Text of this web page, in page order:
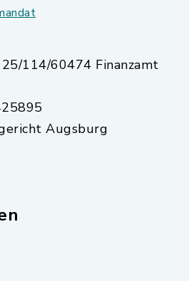
114/60474 Finanzamt
Augsburg